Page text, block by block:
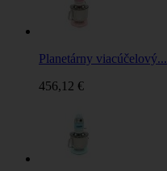
Planetárny viacúčelový...
456,12 €